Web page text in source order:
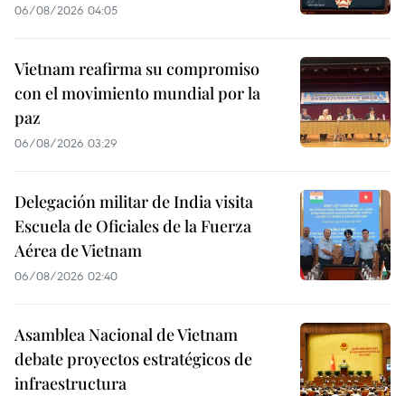
06/08/2026 04:05
Vietnam reafirma su compromiso
con el movimiento mundial por la
paz
06/08/2026 03:29
Delegación militar de India visita
Escuela de Oficiales de la Fuerza
Aérea de Vietnam
06/08/2026 02:40
Asamblea Nacional de Vietnam
debate proyectos estratégicos de
infraestructura